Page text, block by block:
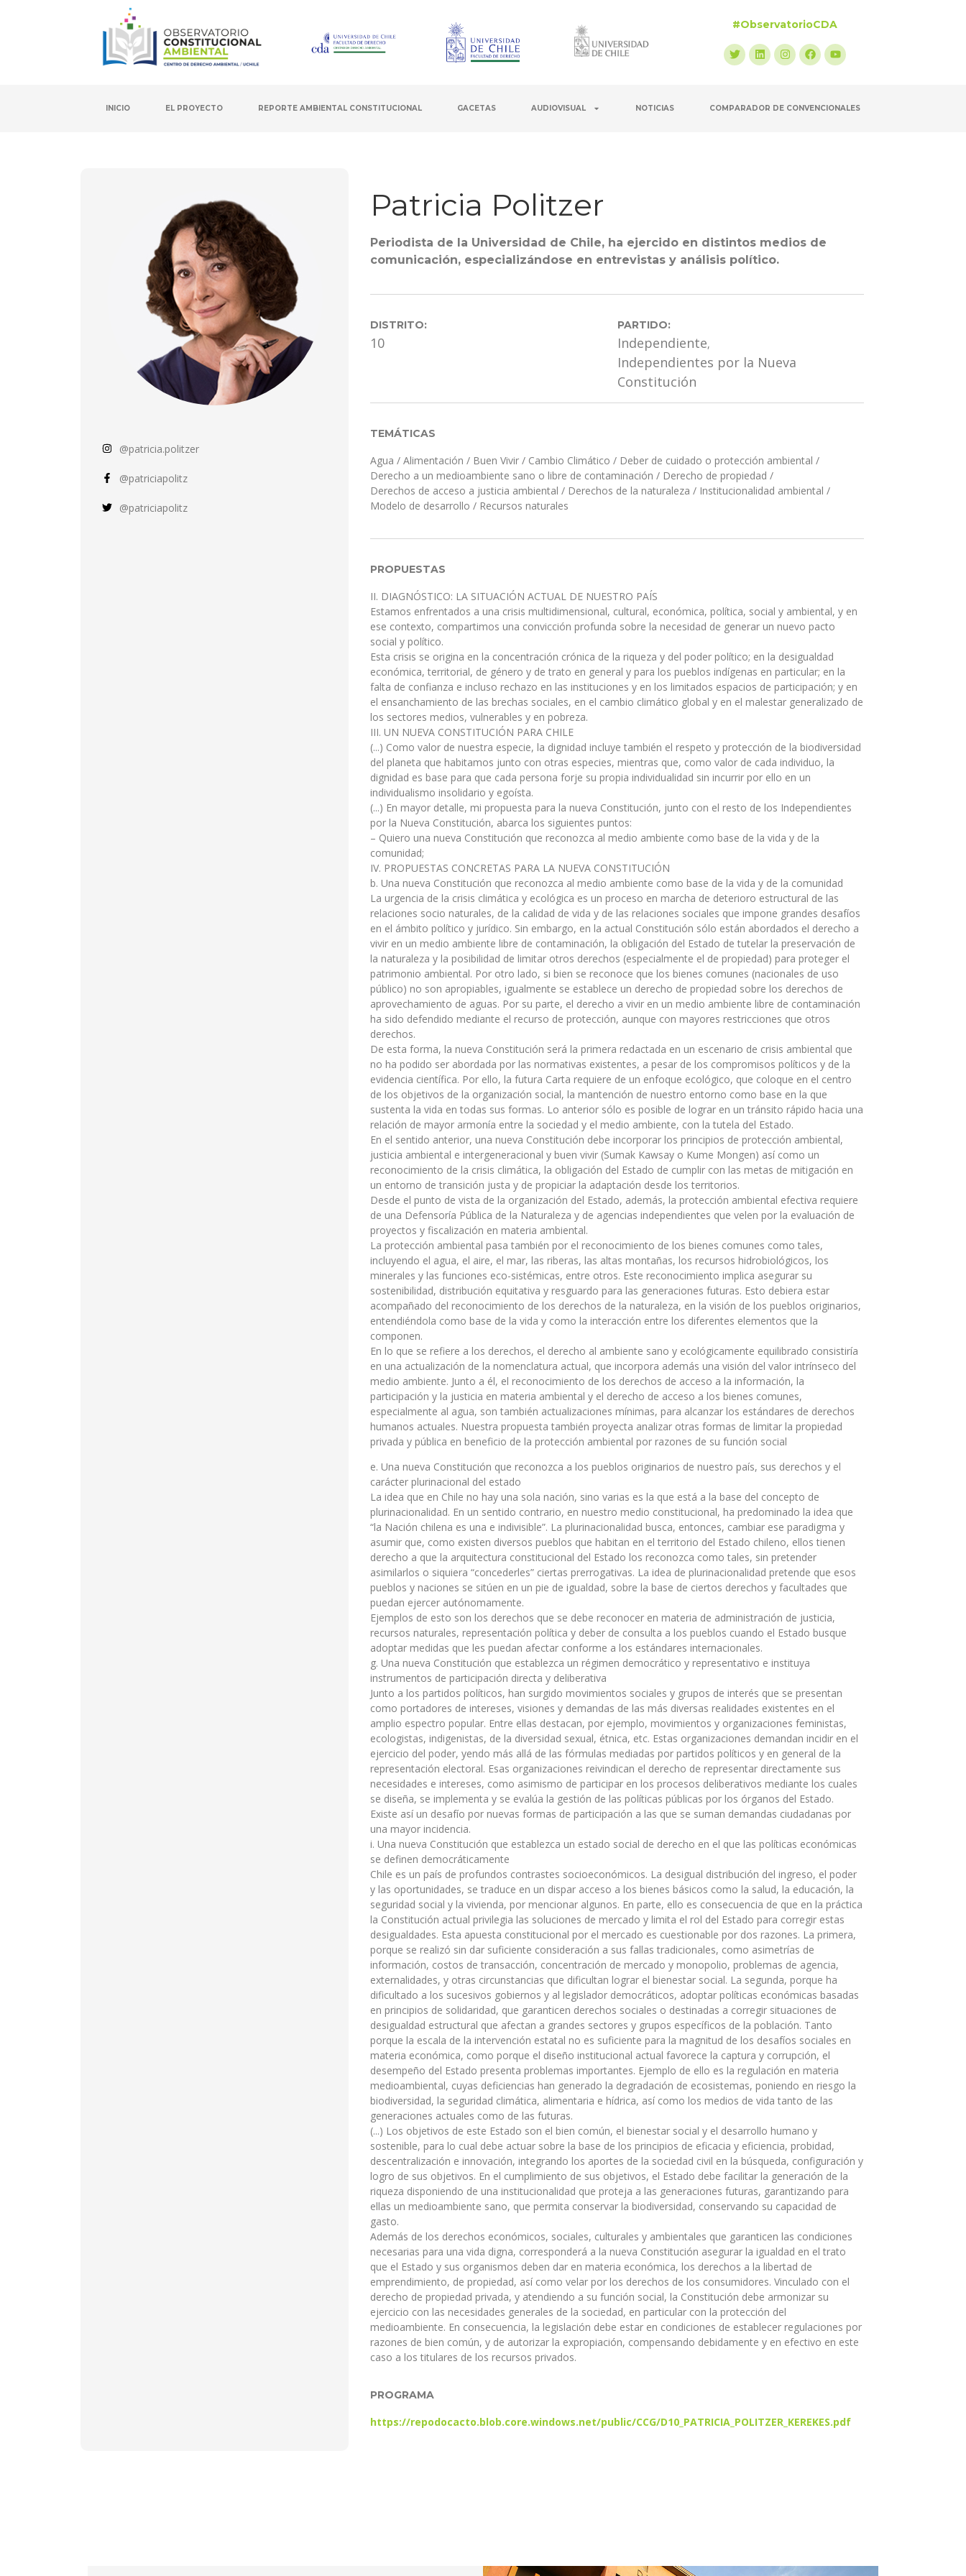
#ObservatorioCDA
INICIO EL PROYECTO REPORTE AMBIENTAL CONSTITUCIONAL GACETAS AUDIOVISUAL NOTICIAS COMPARADOR DE CONVENCIONALES
@patricia.politzer
@patriciapolitz
@patriciapolitz
Patricia Politzer
Periodista de la Universidad de Chile, ha ejercido en distintos medios de
comunicación, especializándose en entrevistas y análisis político.
DISTRITO:
10
PARTIDO:
Independiente,
Independientes por la Nueva
Constitución
TEMÁTICAS
Agua /Alimentación / Buen Vivir / Cambio Climático / Deber de cuidado o protección ambiental /
Derecho a un medioambiente sano o libre de contaminación / Derecho de propiedad /
Derechos de acceso a justicia ambiental / Derechos de la naturaleza / Institucionalidad ambiental /
Modelo de desarrollo / Recursos naturales
PROPUESTAS
II. DIAGNÓSTICO: LA SITUACIÓN ACTUAL DE NUESTRO PAÍS
Estamos enfrentados a una crisis multidimensional, cultural, económica, política, social y ambiental, y en
ese contexto, compartimos una convicción profunda sobre la necesidad de generar un nuevo pacto
social y político.
Esta crisis se origina en la concentración crónica de la riqueza y del poder político; en la desigualdad
económica, territorial, de género y de trato en general y para los pueblos indígenas en particular; en la
falta de confianza e incluso rechazo en las instituciones y en los limitados espacios de participación; y en
el ensanchamiento de las brechas sociales, en el cambio climático global y en el malestar generalizado de
los sectores medios, vulnerables y en pobreza.
III. UN NUEVA CONSTITUCIÓN PARA CHILE
(...) Como valor de nuestra especie, la dignidad incluye también el respeto y protección de la biodiversidad
del planeta que habitamos junto con otras especies, mientras que, como valor de cada individuo, la
dignidad es base para que cada persona forje su propia individualidad sin incurrir por ello en un
individualismo insolidario y egoísta.
(...) En mayor detalle, mi propuesta para la nueva Constitución, junto con el resto de los Independientes
por la Nueva Constitución, abarca los siguientes puntos:
– Quiero una nueva Constitución que reconozca al medio ambiente como base de la vida y de la
comunidad;
IV. PROPUESTAS CONCRETAS PARA LA NUEVA CONSTITUCIÓN
b. Una nueva Constitución que reconozca al medio ambiente como base de la vida y de la comunidad
La urgencia de la crisis climática y ecológica es un proceso en marcha de deterioro estructural de las
relaciones socio naturales, de la calidad de vida y de las relaciones sociales que impone grandes desafíos
en el ámbito político y jurídico. Sin embargo, en la actual Constitución sólo están abordados el derecho a
vivir en un medio ambiente libre de contaminación, la obligación del Estado de tutelar la preservación de
la naturaleza y la posibilidad de limitar otros derechos (especialmente el de propiedad) para proteger el
patrimonio ambiental. Por otro lado, si bien se reconoce que los bienes comunes (nacionales de uso
público) no son apropiables, igualmente se establece un derecho de propiedad sobre los derechos de
aprovechamiento de aguas. Por su parte, el derecho a vivir en un medio ambiente libre de contaminación
ha sido defendido mediante el recurso de protección, aunque con mayores restricciones que otros
derechos.
De esta forma, la nueva Constitución será la primera redactada en un escenario de crisis ambiental que
no ha podido ser abordada por las normativas existentes, a pesar de los compromisos políticos y de la
evidencia científica. Por ello, la futura Carta requiere de un enfoque ecológico, que coloque en el centro
de los objetivos de la organización social, la mantención de nuestro entorno como base en la que
sustenta la vida en todas sus formas. Lo anterior sólo es posible de lograr en un tránsito rápido hacia una
relación de mayor armonía entre la sociedad y el medio ambiente, con la tutela del Estado.
En el sentido anterior, una nueva Constitución debe incorporar los principios de protección ambiental,
justicia ambiental e intergeneracional y buen vivir (Sumak Kawsay o Kume Mongen) así como un
reconocimiento de la crisis climática, la obligación del Estado de cumplir con las metas de mitigación en
un entorno de transición justa y de propiciar la adaptación desde los territorios.
Desde el punto de vista de la organización del Estado, además, la protección ambiental efectiva requiere
de una Defensoría Pública de la Naturaleza y de agencias independientes que velen por la evaluación de
proyectos y fiscalización en materia ambiental.
La protección ambiental pasa también por el reconocimiento de los bienes comunes como tales,
incluyendo el agua, el aire, el mar, las riberas, las altas montañas, los recursos hidrobiológicos, los
minerales y las funciones eco-sistémicas, entre otros. Este reconocimiento implica asegurar su
sostenibilidad, distribución equitativa y resguardo para las generaciones futuras. Esto debiera estar
acompañado del reconocimiento de los derechos de la naturaleza, en la visión de los pueblos originarios,
entendiéndola como base de la vida y como la interacción entre los diferentes elementos que la
componen.
En lo que se refiere a los derechos, el derecho al ambiente sano y ecológicamente equilibrado consistiría
en una actualización de la nomenclatura actual, que incorpora además una visión del valor intrínseco del
medio ambiente. Junto a él, el reconocimiento de los derechos de acceso a la información, la
participación y la justicia en materia ambiental y el derecho de acceso a los bienes comunes,
especialmente al agua, son también actualizaciones mínimas, para alcanzar los estándares de derechos
humanos actuales. Nuestra propuesta también proyecta analizar otras formas de limitar la propiedad
privada y pública en beneficio de la protección ambiental por razones de su función social
e. Una nueva Constitución que reconozca a los pueblos originarios de nuestro país, sus derechos y el
carácter plurinacional del estado
La idea que en Chile no hay una sola nación, sino varias es la que está a la base del concepto de
plurinacionalidad. En un sentido contrario, en nuestro medio constitucional, ha predominado la idea que
“la Nación chilena es una e indivisible”. La plurinacionalidad busca, entonces, cambiar ese paradigma y
asumir que, como existen diversos pueblos que habitan en el territorio del Estado chileno, ellos tienen
derecho a que la arquitectura constitucional del Estado los reconozca como tales, sin pretender
asimilarlos o siquiera “concederles” ciertas prerrogativas. La idea de plurinacionalidad pretende que esos
pueblos y naciones se sitúen en un pie de igualdad, sobre la base de ciertos derechos y facultades que
puedan ejercer autónomamente.
Ejemplos de esto son los derechos que se debe reconocer en materia de administración de justicia,
recursos naturales, representación política y deber de consulta a los pueblos cuando el Estado busque
adoptar medidas que les puedan afectar conforme a los estándares internacionales.
g. Una nueva Constitución que establezca un régimen democrático y representativo e instituya
instrumentos de participación directa y deliberativa
Junto a los partidos políticos, han surgido movimientos sociales y grupos de interés que se presentan
como portadores de intereses, visiones y demandas de las más diversas realidades existentes en el
amplio espectro popular. Entre ellas destacan, por ejemplo, movimientos y organizaciones feministas,
ecologistas, indigenistas, de la diversidad sexual, étnica, etc. Estas organizaciones demandan incidir en el
ejercicio del poder, yendo más allá de las fórmulas mediadas por partidos políticos y en general de la
representación electoral. Esas organizaciones reivindican el derecho de representar directamente sus
necesidades e intereses, como asimismo de participar en los procesos deliberativos mediante los cuales
se diseña, se implementa y se evalúa la gestión de las políticas públicas por los órganos del Estado.
Existe así un desafío por nuevas formas de participación a las que se suman demandas ciudadanas por
una mayor incidencia.
i. Una nueva Constitución que establezca un estado social de derecho en el que las políticas económicas
se definen democráticamente
Chile es un país de profundos contrastes socioeconómicos. La desigual distribución del ingreso, el poder
y las oportunidades, se traduce en un dispar acceso a los bienes básicos como la salud, la educación, la
seguridad social y la vivienda, por mencionar algunos. En parte, ello es consecuencia de que en la práctica
la Constitución actual privilegia las soluciones de mercado y limita el rol del Estado para corregir estas
desigualdades. Esta apuesta constitucional por el mercado es cuestionable por dos razones. La primera,
porque se realizó sin dar suficiente consideración a sus fallas tradicionales, como asimetrías de
información, costos de transacción, concentración de mercado y monopolio, problemas de agencia,
externalidades, y otras circunstancias que dificultan lograr el bienestar social. La segunda, porque ha
dificultado a los sucesivos gobiernos y al legislador democráticos, adoptar políticas económicas basadas
en principios de solidaridad, que garanticen derechos sociales o destinadas a corregir situaciones de
desigualdad estructural que afectan a grandes sectores y grupos específicos de la población. Tanto
porque la escala de la intervención estatal no es suficiente para la magnitud de los desafíos sociales en
materia económica, como porque el diseño institucional actual favorece la captura y corrupción, el
desempeño del Estado presenta problemas importantes. Ejemplo de ello es la regulación en materia
medioambiental, cuyas deficiencias han generado la degradación de ecosistemas, poniendo en riesgo la
biodiversidad, la seguridad climática, alimentaria e hídrica, así como los medios de vida tanto de las
generaciones actuales como de las futuras.
(...) Los objetivos de este Estado son el bien común, el bienestar social y el desarrollo humano y
sostenible, para lo cual debe actuar sobre la base de los principios de eficacia y eficiencia, probidad,
descentralización e innovación, integrando los aportes de la sociedad civil en la búsqueda, configuración y
logro de sus objetivos. En el cumplimiento de sus objetivos, el Estado debe facilitar la generación de la
riqueza disponiendo de una institucionalidad que proteja a las generaciones futuras, garantizando para
ellas un medioambiente sano, que permita conservar la biodiversidad, conservando su capacidad de
gasto.
Además de los derechos económicos, sociales, culturales y ambientales que garanticen las condiciones
necesarias para una vida digna, corresponderá a la nueva Constitución asegurar la igualdad en el trato
que el Estado y sus organismos deben dar en materia económica, los derechos a la libertad de
emprendimiento, de propiedad, así como velar por los derechos de los consumidores. Vinculado con el
derecho de propiedad privada, y atendiendo a su función social, la Constitución debe armonizar su
ejercicio con las necesidades generales de la sociedad, en particular con la protección del
medioambiente. En consecuencia, la legislación debe estar en condiciones de establecer regulaciones por
razones de bien común, y de autorizar la expropiación, compensando debidamente y en efectivo en este
caso a los titulares de los recursos privados.
PROGRAMA
https://repodocacto.blob.core.windows.net/public/CCG/D10_PATRICIA_POLITZER_KEREKES.pdf